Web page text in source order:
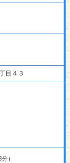
目４３
）